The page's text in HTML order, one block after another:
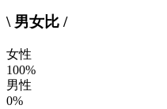
\ 男女比 /
女性
100%
男性
0%